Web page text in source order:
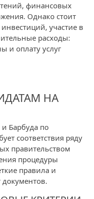
финансовых
Однако стоит
участие в
расходы:
и оплату услуг
НА
Барбуда по
соответствия ряду
правительством
процедуры
правила и